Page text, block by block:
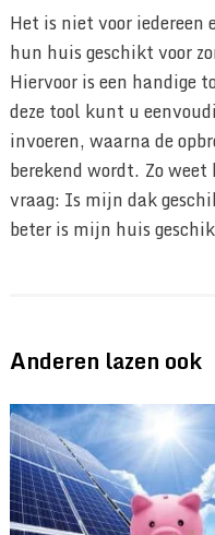
Het is niet voor iedereen
hun huis geschikt voor
Hiervoor is een handige
deze tool kunt u
invoeren, waarna de
berekend wordt. Zo
vraag: Is mijn dak
beter is mijn huis
Anderen lazen ook